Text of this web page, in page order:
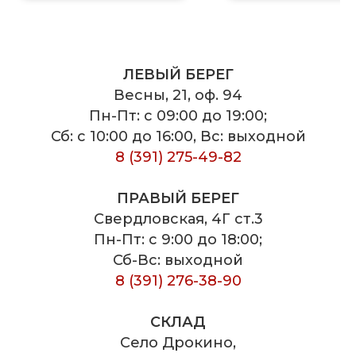
ЛЕВЫЙ БЕРЕГ
Весны, 21, оф. 94
Пн-Пт: с 09:00 до 19:00;
Сб: с 10:00 до 16:00, Вс: выходной
8 (391) 275-49-82
ПРАВЫЙ БЕРЕГ
Свердловская, 4Г ст.3
Пн-Пт: с 9:00 до 18:00;
Сб-Вс: выходной
8 (391) 276-38-90
СКЛАД
Село Дрокино,